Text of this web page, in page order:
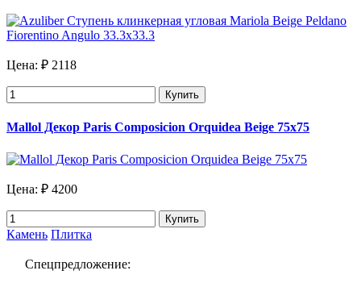
Цена: ₽ 2118
Купить
Mallol Декор Paris Composicion Orquidea Beige 75х75
Цена: ₽ 4200
Купить
Камень Плитка
Спецпредложение: